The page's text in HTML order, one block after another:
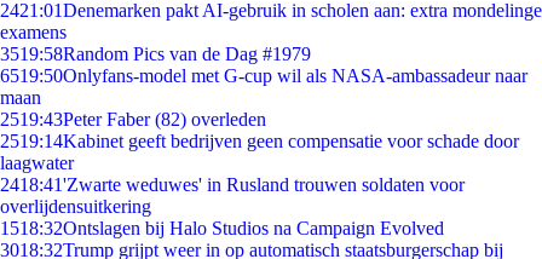
2421:01Denemarken pakt AI-gebruik in scholen aan: extra mondelinge
examens
3519:58Random Pics van de Dag #1979
6519:50Onlyfans-model met G-cup wil als NASA-ambassadeur naar
maan
2519:43Peter Faber (82) overleden
2519:14Kabinet geeft bedrijven geen compensatie voor schade door
laagwater
2418:41'Zwarte weduwes' in Rusland trouwen soldaten voor
overlijdensuitkering
1518:32Ontslagen bij Halo Studios na Campaign Evolved
3018:32Trump grijpt weer in op automatisch staatsburgerschap bij